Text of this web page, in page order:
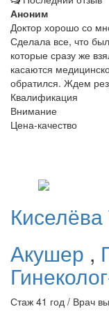
Аноним
Доктор хорошо со
Сделала все, что
которые сразу же
касаются
обратился. Ждем
Квалификация
Внимание
Цена-качество
Киселёва
Акушер ,
Стаж 41 год / Врач